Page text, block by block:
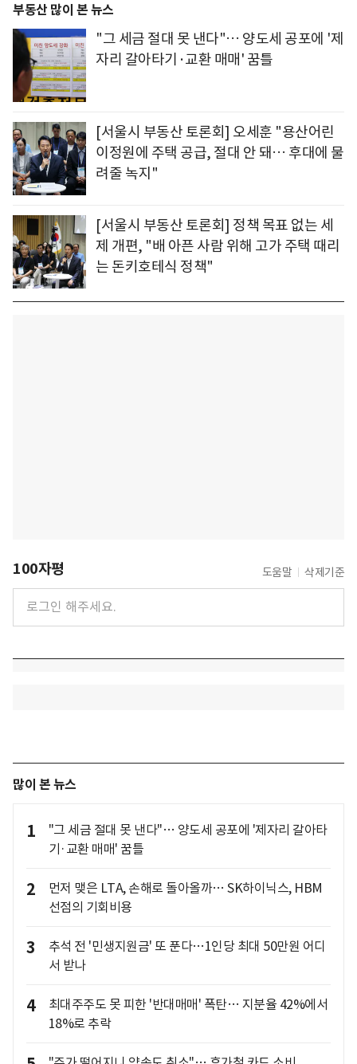
부동산 많이 본 뉴스
"그 세금 절대 못 낸다"… 양도세 공포에 '제
자리 갈아타기·교환 매매' 꿈틀
[서울시 부동산 토론회] 오세훈 "용산어린
이정원에 주택 공급, 절대 안 돼… 후대에 물
려줄 녹지"
[서울시 부동산 토론회] 정책 목표 없는 세
제 개편, "배 아픈 사람 위해 고가 주택 때리
는 돈키호테식 정책"
100자평 도움말 삭제기준
많이 본 뉴스
1
"그 세금 절대 못 낸다"… 양도세 공포에 '제자리 갈아타
기·교환 매매' 꿈틀
2
먼저 맺은 LTA, 손해로 돌아올까… SK하이닉스, HBM
선점의 기회비용
3
추석 전 '민생지원금' 또 푼다…1인당 최대 50만원 어디
서 받나
4
최대주주도 못 피한 '반대매매' 폭탄… 지분율 42%에서
18%로 추락